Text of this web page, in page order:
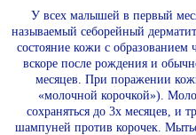
У всех малышей в первый
называемый себорейный
состояние кожи с образованием
вскоре после рождения и
месяцев. При поражении
«молочной корочкой»).
сохраняться до 3х месяцев, и
шампуней против корочек.